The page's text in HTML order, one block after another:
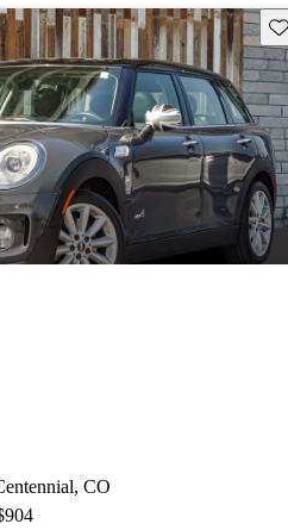
CO